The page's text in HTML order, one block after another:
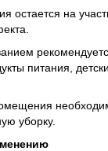
остается на
питания,
уборку.